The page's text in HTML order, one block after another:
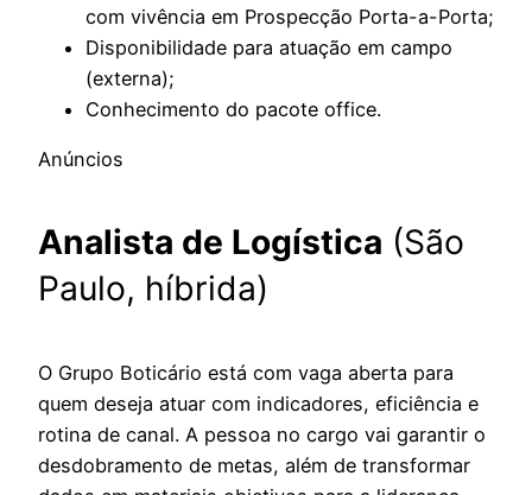
com vivência em Prospecção Porta-a-Porta;
Disponibilidade para atuação em campo
(externa);
Conhecimento do pacote office.
Anúncios
Analista de Logística (São
Paulo, híbrida)
O Grupo Boticário está com vaga aberta para
quem deseja atuar com indicadores, eficiência e
rotina de canal. A pessoa no cargo vai garantir o
desdobramento de metas, além de transformar